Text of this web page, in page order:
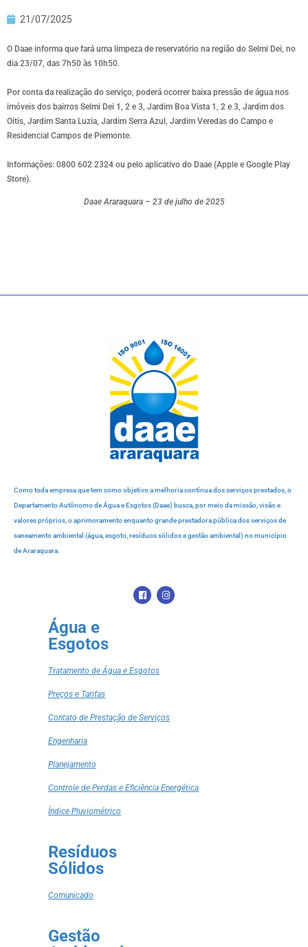
21/07/2025
O Daae informa que fará uma limpeza de reservatório na região do Selmi Dei, no
dia 23/07, das 7h50 às 10h50.
Por conta da realização do serviço, poderá ocorrer baixa pressão de água nos
imóveis dos bairros Selmi Dei 1, 2 e 3, Jardim Boa Vista 1, 2 e 3, Jardim dos
Oitis, Jardim Santa Luzia, Jardim Serra Azul, Jardim Veredas do Campo e
Residencial Campos de Piemonte.
Informações: 0800 602 2324 ou pelo aplicativo do Daae (Apple e Google Play
Store).
Daae Araraquara – 23 de julho de 2025
Como toda empresa que tem como objetivo a melhoria contínua dos serviços prestados, o
Departamento Autônomo de Água e Esgotos (Daae) busca, por meio da missão, visão e
valores próprios, o aprimoramento enquanto grande prestadora pública dos serviços de
saneamento ambiental (água, esgoto, resíduos sólidos e gestão ambiental) no município
de Araraquara.
Água e
Esgotos
Tratamento de Água e Esgotos
Preços e Tarifas
Contato de Prestação de Serviços
Engenharia
Planejamento
Controle de Perdas e Eficiência Energética
Índice Pluviométrico
Resíduos
Sólidos
Comunicado
Gestão